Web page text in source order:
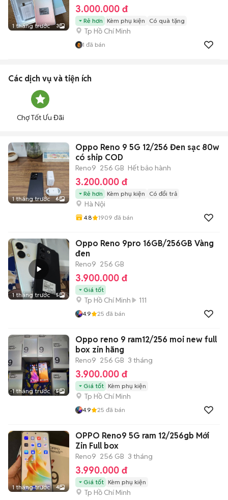
1 tháng trước 3
3.000.000 đ
Rẻ hơn Kèm phụ kiện Có quà tặng
Tp Hồ Chí Minh
1 đã bán
Các dịch vụ và tiện ích
Chợ Tốt Ưu Đãi
1 tháng trước 6
Oppo Reno 9 5G 12/256 Đen sạc 80w
có ship COD
Reno9 256 GB Hết bảo hành
3.200.000 đ
Rẻ hơn Kèm phụ kiện Có đổi trả
Hà Nội
4.8 1909 đã bán
1 tháng trước 5
Oppo Reno 9pro 16GB/256GB Vàng
đen
Reno9 256 GB
3.900.000 đ
Giá tốt
Tp Hồ Chí Minh 111
4.9 25 đã bán
1 tháng trước 5
Oppo reno 9 ram12/256 moi new full
box zin hãng
Reno9 256 GB 3 tháng
3.900.000 đ
Giá tốt Kèm phụ kiện
Tp Hồ Chí Minh
4.9 25 đã bán
1 tháng trước 4
OPPO Reno9 5G ram 12/256gb Mới
Zin Full box
Reno9 256 GB 3 tháng
3.990.000 đ
Giá tốt Kèm phụ kiện
Tp Hồ Chí Minh